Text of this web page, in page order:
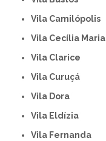
Vila Camilópolis
Vila Cecília Maria
Vila Clarice
Vila Curuçá
Vila Dora
Vila Eldízia
Vila Fernanda